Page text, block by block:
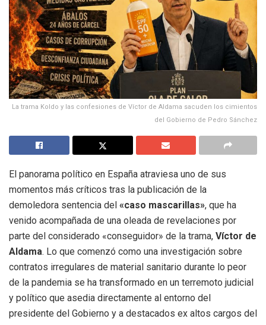
La trama Koldo y las confesiones de Víctor de Aldama sacuden los cimientos
del Gobierno de Pedro Sánchez
El panorama político en España atraviesa uno de sus
momentos más críticos tras la publicación de la
demoledora sentencia del «caso mascarillas», que ha
venido acompañada de una oleada de revelaciones por
parte del considerado «conseguidor» de la trama, Víctor de
Aldama. Lo que comenzó como una investigación sobre
contratos irregulares de material sanitario durante lo peor
de la pandemia se ha transformado en un terremoto judicial
y político que asedia directamente al entorno del
presidente del Gobierno y a destacados ex altos cargos del